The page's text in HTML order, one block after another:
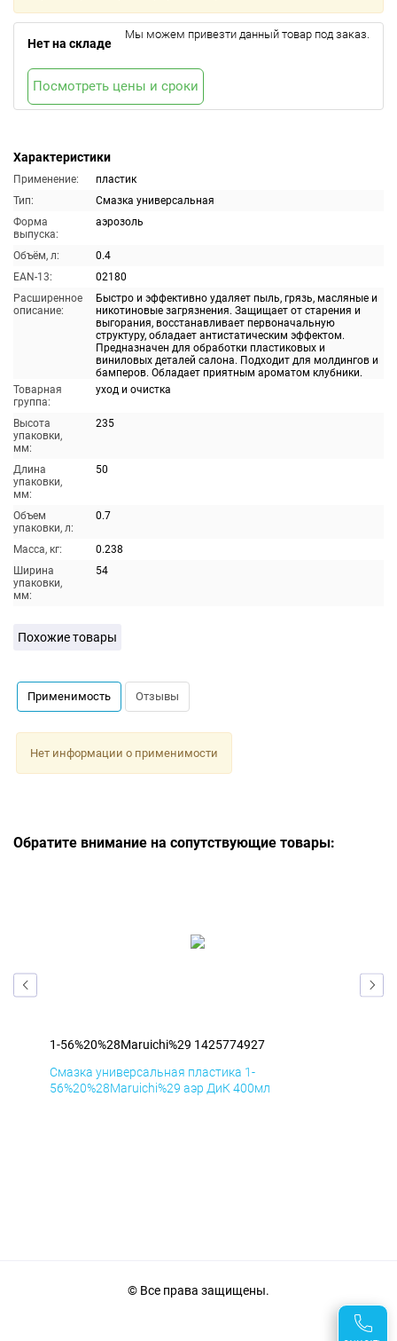
Характеристики
Применение:
пластик
Тип:
Смазка универсальная
Форма
выпуска:
аэрозоль
Объём, л:
0.4
EAN-13:
02180
Расширенное
описание:
Быстро и эффективно удаляет пыль, грязь, масляные и
никотиновые загрязнения. Защищает от старения и
выгорания, восстанавливает первоначальную
структуру, обладает антистатическим эффектом.
Предназначен для обработки пластиковых и
виниловых деталей салона. Подходит для молдингов и
бамперов. Обладает приятным ароматом клубники.
Товарная
группа:
уход и очистка
Высота
упаковки,
мм:
235
Длина
упаковки,
мм:
50
Объем
упаковки, л:
0.7
Масса, кг:
0.238
Ширина
упаковки,
мм:
54
Нет на складе
Мы можем привезти данный товар под заказ.
Посмотреть цены и сроки
Похожие товары
Применимость Отзывы
Нет информации о применимости
Обратите внимание на сопутствующие товары:
1-56%20%28Maruichi%29 1425774927
Смазка универсальная пластика 1-
56%20%28Maruichi%29 аэр ДиК 400мл
© Все права защищены.